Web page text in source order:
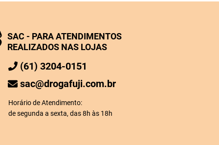
SAC - PARA ATENDIMENTOS
REALIZADOS NAS LOJAS
(61) 3204-0151
sac@drogafuji.com.br
Horário de Atendimento:
de segunda a sexta, das 8h às 18h